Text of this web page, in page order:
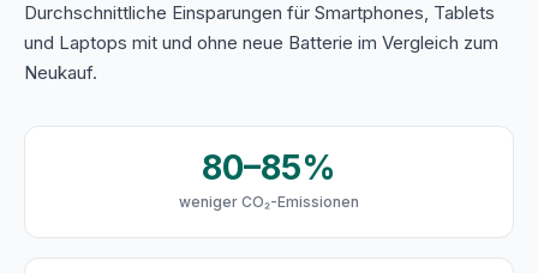
Durchschnittliche Einsparungen für Smartphones, Tablets
und Laptops mit und ohne neue Batterie im Vergleich zum
Neukauf.
80–85%
weniger CO₂-Emissionen